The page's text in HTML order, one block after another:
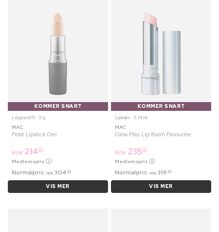
KOMMER SNART
Leppestift ⋅ 3 g
MAC
Frost Lipstick Gel
NOK 214 95
Medlemspris
Normalpris: NOK 304 95
VIS MER
KOMMER SNART
Lipbalm ⋅ 3.14 ml
MAC
Glow Play Lip Balm Favourite
NOK 235 95
Medlemspris
Normalpris: NOK 319 95
VIS MER